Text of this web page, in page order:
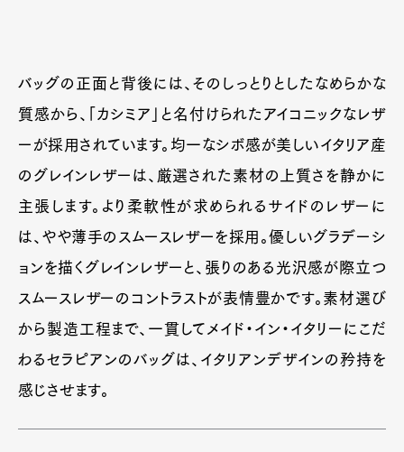
バッグの正面と背後には、そのしっとりとしたなめらかな
質感から、「カシミア」と名付けられたアイコニックなレザ
ーが採用されています。均一なシボ感が美しいイタリア産
のグレインレザーは、厳選された素材の上質さを静かに
主張します。より柔軟性が求められるサイドのレザーに
は、やや薄手のスムースレザーを採用。優しいグラデーシ
ョンを描くグレインレザーと、張りのある光沢感が際立つ
スムースレザーのコントラストが表情豊かです。素材選び
から製造工程まで、一貫してメイド・イン・イタリーにこだ
わるセラピアンのバッグは、イタリアンデザインの矜持を
感じさせます。